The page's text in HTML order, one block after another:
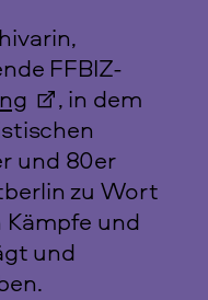
FFBIZ-
, in dem
und 80er
zu Wort
Kämpfe und
und